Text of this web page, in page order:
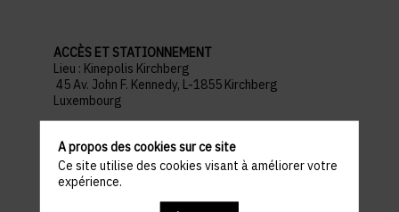
ACCÈS ET STATIONNEMENT
Lieu : Kinepolis Kirchberg
45 Av. John F. Kennedy, L-1855 Kirchberg
Luxembourg
PROGRAMME
A propos des cookies sur ce site
Ce site utilise des cookies visant à améliorer votre
expérience.